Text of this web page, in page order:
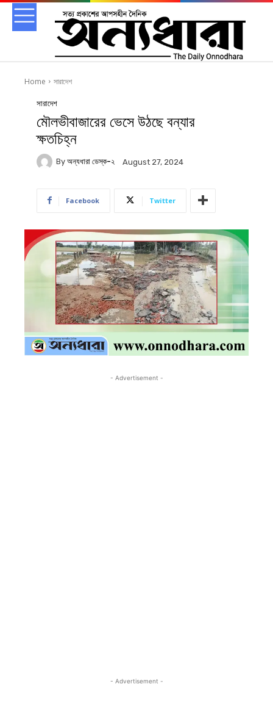
Home সারাদেশ
সারাদেশ
মৌলভীবাজারের ভেসে উঠছে বন্যার
ক্ষতচিহ্ন
By অন্যধারা ডেস্ক-২ August 27, 2024
Facebook Twitter
- Advertisement -
- Advertisement -